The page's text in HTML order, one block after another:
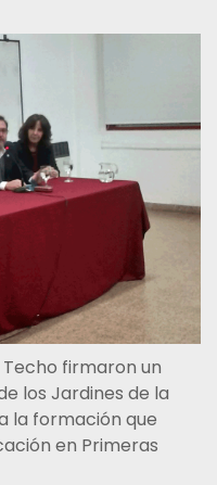
Techo firmaron un
los Jardines de la
la formación que
en Primeras